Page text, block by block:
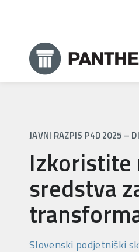
JAVNI RAZPIS P4D 2025 –
Izkoristite
sredstva
Slovenski podjetniški